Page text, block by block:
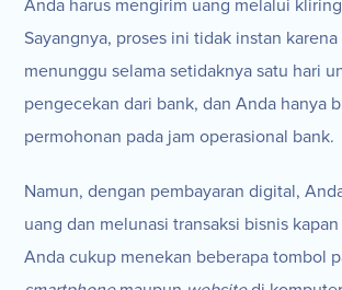
Anda harus mengirim uang melalui
Sayangnya, proses ini tidak instan
menunggu selama setidaknya satu hari
pengecekan dari bank, dan Anda hanya
permohonan pada jam operasional bank.
Namun, dengan pembayaran digital,
uang dan melunasi transaksi bisnis
Anda cukup menekan beberapa tombol